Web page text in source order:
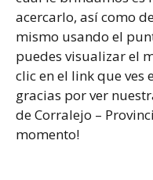
acercarlo, así como
mismo usando el
puedes visualizar el
clic en el link que ves
gracias por ver
de Corralejo –
momento!